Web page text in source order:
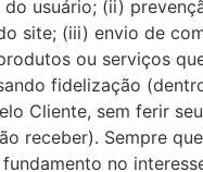
do usuário; (ii)
site; (iii) envio de
ou serviços
fidelização
Cliente, sem ferir
receber). Sempre
no